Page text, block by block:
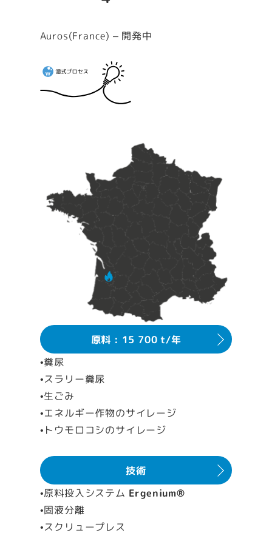
Auros(France) – 開発中
原料 : 15 700 t/年
•糞尿
•スラリー糞尿
•生ごみ
•エネルギー作物のサイレージ
•トウモロコシのサイレージ
技術
•原料投入システム Ergenium®
•固液分離
•スクリュープレス